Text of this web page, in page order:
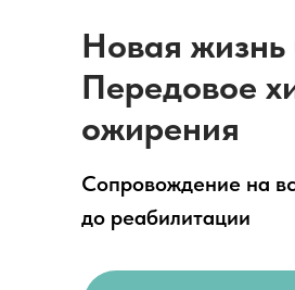
Новая жизнь
Передовое
ожирения
Сопровождение на
до реабилитации